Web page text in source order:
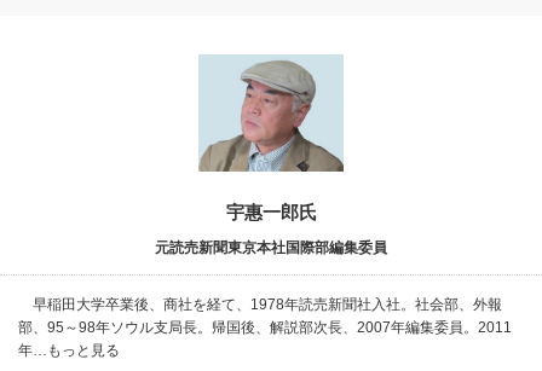
宇惠一郎氏
元読売新聞東京本社国際部編集委員
早稲田大学卒業後、商社を経て、1978年読売新聞社入社。社会部、外報
部、95～98年ソウル支局長。帰国後、解説部次長、2007年編集委員。2011
年…もっと見る